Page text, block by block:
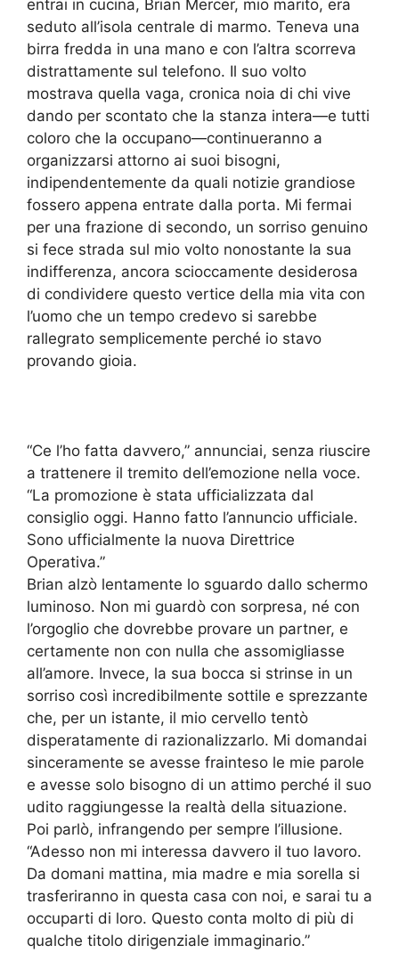
entrai in cucina, Brian Mercer, mio marito, era
seduto all’isola centrale di marmo. Teneva una
birra fredda in una mano e con l’altra scorreva
distrattamente sul telefono. Il suo volto
mostrava quella vaga, cronica noia di chi vive
dando per scontato che la stanza intera—e tutti
coloro che la occupano—continueranno a
organizzarsi attorno ai suoi bisogni,
indipendentemente da quali notizie grandiose
fossero appena entrate dalla porta. Mi fermai
per una frazione di secondo, un sorriso genuino
si fece strada sul mio volto nonostante la sua
indifferenza, ancora scioccamente desiderosa
di condividere questo vertice della mia vita con
l’uomo che un tempo credevo si sarebbe
rallegrato semplicemente perché io stavo
provando gioia.
“Ce l’ho fatta davvero,” annunciai, senza riuscire
a trattenere il tremito dell’emozione nella voce.
“La promozione è stata ufficializzata dal
consiglio oggi. Hanno fatto l’annuncio ufficiale.
Sono ufficialmente la nuova Direttrice
Operativa.”
Brian alzò lentamente lo sguardo dallo schermo
luminoso. Non mi guardò con sorpresa, né con
l’orgoglio che dovrebbe provare un partner, e
certamente non con nulla che assomigliasse
all’amore. Invece, la sua bocca si strinse in un
sorriso così incredibilmente sottile e sprezzante
che, per un istante, il mio cervello tentò
disperatamente di razionalizzarlo. Mi domandai
sinceramente se avesse frainteso le mie parole
e avesse solo bisogno di un attimo perché il suo
udito raggiungesse la realtà della situazione.
Poi parlò, infrangendo per sempre l’illusione.
“Adesso non mi interessa davvero il tuo lavoro.
Da domani mattina, mia madre e mia sorella si
trasferiranno in questa casa con noi, e sarai tu a
occuparti di loro. Questo conta molto di più di
qualche titolo dirigenziale immaginario.”